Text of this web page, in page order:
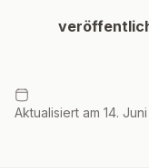
Aktualisiert am 14.